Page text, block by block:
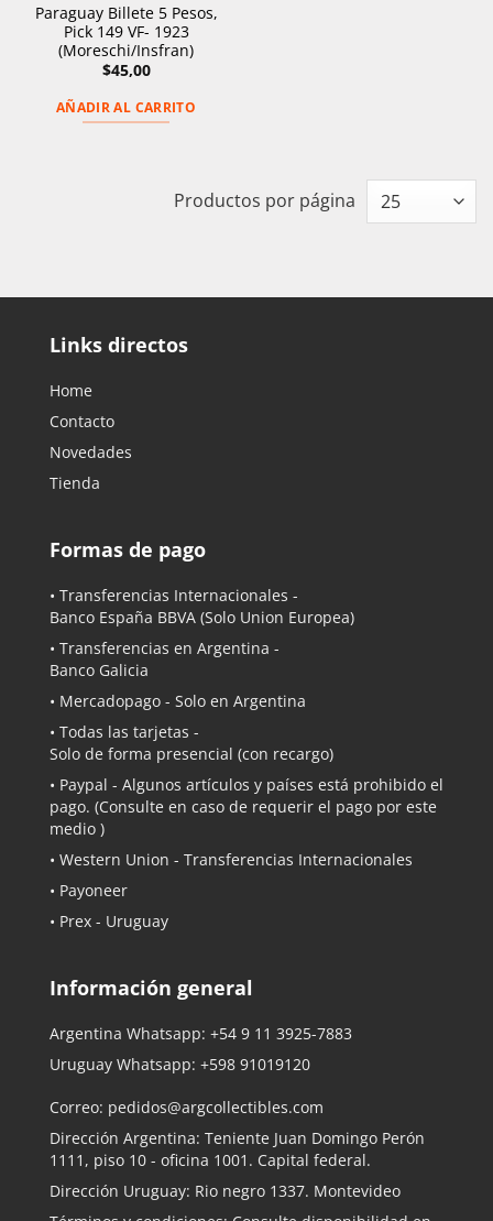
Paraguay Billete 5 Pesos,
Pick 149 VF- 1923
(Moreschi/Insfran)
$45,00
AÑADIR AL CARRITO
Productos por página
Links directos
Home
Contacto
Novedades
Tienda
Formas de pago
• Transferencias Internacionales -
Banco España BBVA (Solo Union Europea)
• Transferencias en Argentina -
Banco Galicia
• Mercadopago - Solo en Argentina
• Todas las tarjetas -
Solo de forma presencial (con recargo)
• Paypal - Algunos artículos y países está prohibido el
pago. (Consulte en caso de requerir el pago por este
medio )
• Western Union - Transferencias Internacionales
• Payoneer
• Prex - Uruguay
Información general
Argentina Whatsapp: +54 9 11 3925-7883
Uruguay Whatsapp: +598 91019120
Correo: pedidos@argcollectibles.com
Dirección Argentina: Teniente Juan Domingo Perón
1111, piso 10 - oficina 1001. Capital federal.
Dirección Uruguay: Rio negro 1337. Montevideo